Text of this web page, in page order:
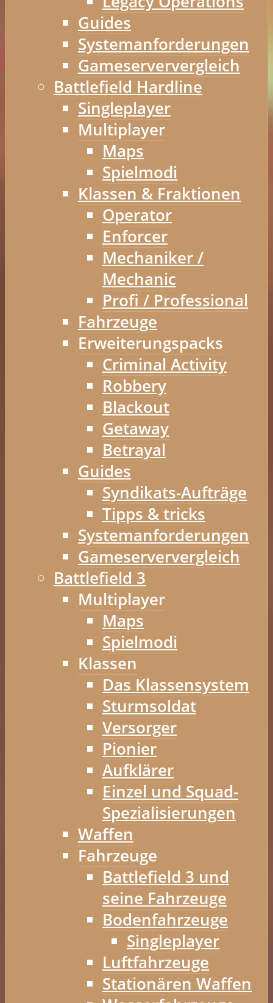
Guides
Systemanforderungen
Gameserververgleich
Battlefield Hardline
Singleplayer
Multiplayer
Maps
Spielmodi
Klassen & Fraktionen
Operator
Enforcer
Mechaniker /
Mechanic
Profi / Professional
Fahrzeuge
Erweiterungspacks
Criminal Activity
Robbery
Blackout
Getaway
Betrayal
Guides
Syndikats-Aufträge
Tipps & tricks
Systemanforderungen
Gameserververgleich
Battlefield 3
Multiplayer
Maps
Spielmodi
Klassen
Das Klassensystem
Sturmsoldat
Versorger
Pionier
Aufklärer
Einzel und Squad-
Spezialisierungen
Waffen
Fahrzeuge
Battlefield 3 und
seine Fahrzeuge
Bodenfahrzeuge
Singleplayer
Luftfahrzeuge
Stationären Waffen